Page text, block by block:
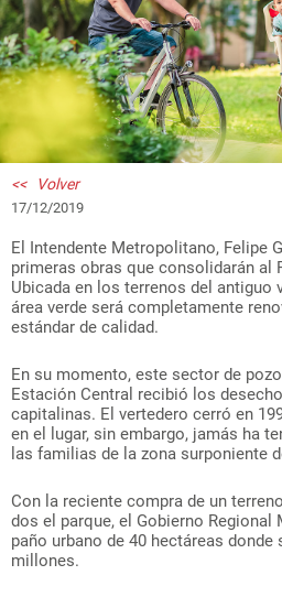
<< Volver
17/12/2019
El Intendente Metropolitano, Felipe
primeras obras que consolidarán al
Ubicada en los terrenos del antiguo
área verde será completamente
estándar de calidad.
En su momento, este sector de
Estación Central recibió los
capitalinas. El vertedero cerró en
en el lugar, sin embargo, jamás ha
las familias de la zona surponiente
Con la reciente compra de un
dos el parque, el Gobierno
paño urbano de 40 hectáreas
millones.